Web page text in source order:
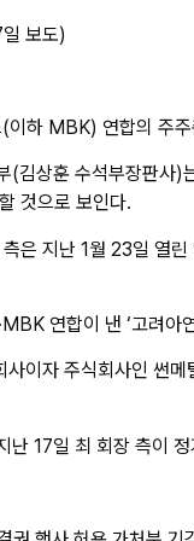
보도)
이하 MBK) 연합의 주
(김상훈 수석부장판사)
것으로 보인다.
은 지난 1월 23일 열
연합이 낸 ‘고려
사이자 주식회사인 썬
난 17일 최 회장 측이